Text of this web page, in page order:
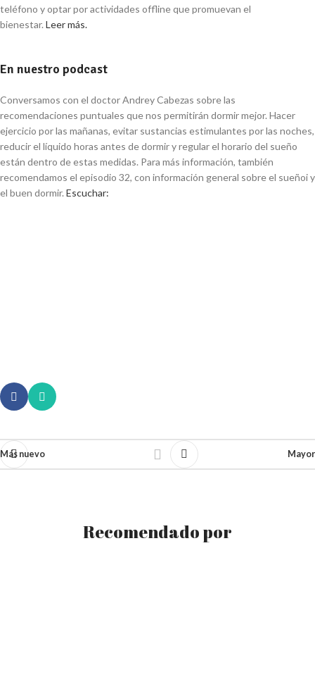
teléfono y optar por actividades offline que promuevan el
bienestar. Leer más.
En nuestro podcast
Conversamos con el doctor Andrey Cabezas sobre las
recomendaciones puntuales que nos permitirán dormir mejor. Hacer
ejercicio por las mañanas, evitar sustancias estimulantes por las noches,
reducir el líquido horas antes de dormir y regular el horario del sueño
están dentro de estas medidas. Para más información, también
recomendamos el episodio 32, con información general sobre el sueñoi y
el buen dormir. Escuchar:
Más nuevo Mayor
Recomendado por